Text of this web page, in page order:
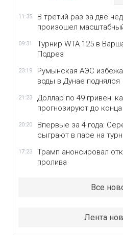
11:35
В третий раз за две
произошел
09:31
Турнир WTA 125 в
Подрез
23:19
Румынская АЭС
воды в Дунае поднялся
21:23
Доллар по 49 гривен:
прогнозируют до конца
20:20
Впервые за 4 года:
сыграют в паре на
17:23
Трамп анонсировал
пролива
Все
Лента